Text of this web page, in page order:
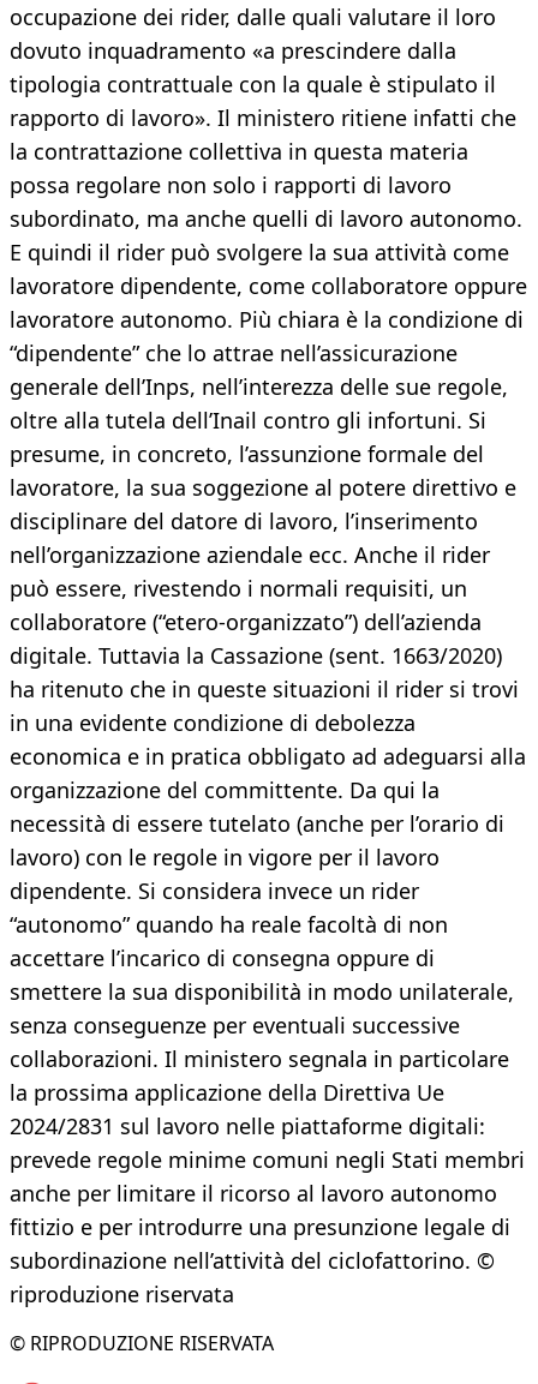
occupazione dei rider, dalle quali valutare il loro
dovuto inquadramento «a prescindere dalla
tipologia contrattuale con la quale è stipulato il
rapporto di lavoro». Il ministero ritiene infatti che
la contrattazione collettiva in questa materia
possa regolare non solo i rapporti di lavoro
subordinato, ma anche quelli di lavoro autonomo.
E quindi il rider può svolgere la sua attività come
lavoratore dipendente, come collaboratore oppure
lavoratore autonomo. Più chiara è la condizione di
“dipendente” che lo attrae nell’assicurazione
generale dell’Inps, nell’interezza delle sue regole,
oltre alla tutela dell’Inail contro gli infortuni. Si
presume, in concreto, l’assunzione formale del
lavoratore, la sua soggezione al potere direttivo e
disciplinare del datore di lavoro, l’inserimento
nell’organizzazione aziendale ecc. Anche il rider
può essere, rivestendo i normali requisiti, un
collaboratore (“etero-organizzato”) dell’azienda
digitale. Tuttavia la Cassazione (sent. 1663/2020)
ha ritenuto che in queste situazioni il rider si trovi
in una evidente condizione di debolezza
economica e in pratica obbligato ad adeguarsi alla
organizzazione del committente. Da qui la
necessità di essere tutelato (anche per l’orario di
lavoro) con le regole in vigore per il lavoro
dipendente. Si considera invece un rider
“autonomo” quando ha reale facoltà di non
accettare l’incarico di consegna oppure di
smettere la sua disponibilità in modo unilaterale,
senza conseguenze per eventuali successive
collaborazioni. Il ministero segnala in particolare
la prossima applicazione della Direttiva Ue
2024/2831 sul lavoro nelle piattaforme digitali:
prevede regole minime comuni negli Stati membri
anche per limitare il ricorso al lavoro autonomo
fittizio e per introdurre una presunzione legale di
subordinazione nell’attività del ciclofattorino. ©
riproduzione riservata
© RIPRODUZIONE RISERVATA